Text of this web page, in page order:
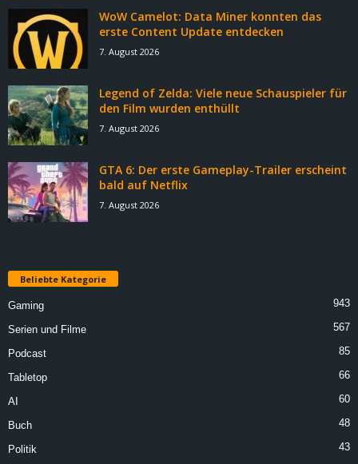
WoW Camelot: Data Miner konnten das
erste Content Update entdecken
7. August 2026
Legend of Zelda: Viele neue Schauspieler für
den Film wurden enthüllt
7. August 2026
GTA 6: Der erste Gameplay-Trailer erscheint
bald auf Netflix
7. August 2026
Beliebte Kategorie
Gaming 943
Serien und Filme 567
Podcast 85
Tabletop 66
AI 60
Buch 48
Politik 43